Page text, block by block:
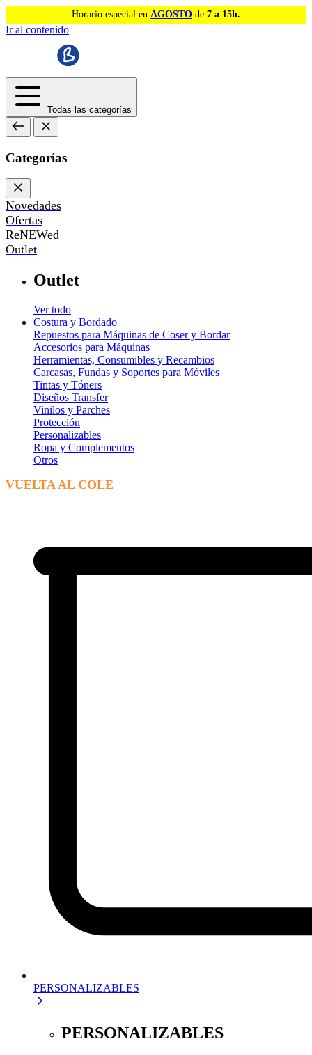
Horario especial en AGOSTO de 7 a 15h.
Ir al contenido
Todas las categorías
Categorías
Novedades
Ofertas
ReNEWed
Outlet
Outlet
Ver todo
Costura y Bordado
Repuestos para Máquinas de Coser y Bordar
Accesorios para Máquinas
Herramientas, Consumibles y Recambios
Carcasas, Fundas y Soportes para Móviles
Tintas y Tóners
Diseños Transfer
Vinilos y Parches
Protección
Personalizables
Ropa y Complementos
Otros
VUELTA AL COLE
PERSONALIZABLES
PERSONALIZABLES